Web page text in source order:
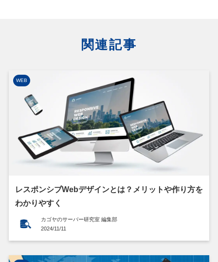
関連記事
WEB
レスポンシブWebデザインとは？メリットや作り方を
わかりやすく
カゴヤのサーバー研究室 編集部
2024/11/11